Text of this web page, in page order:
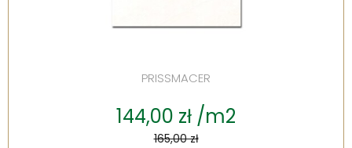
PRISSMACER
144,00 zł /m2
165,00 zł